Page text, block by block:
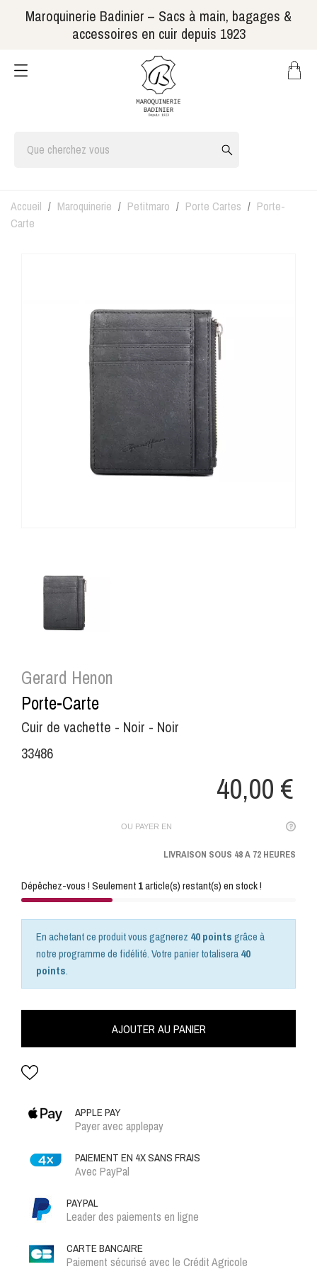
Maroquinerie Badinier – Sacs à main, bagages &
accessoires en cuir depuis 1923
Accueil Maroquinerie Petitmaro Porte Cartes
Porte-
Carte
Gerard Henon
Porte-Carte
Cuir de vachette - Noir - Noir
33486
40,00 €
OU PAYER EN
LIVRAISON SOUS 48 A 72 HEURES
Dépêchez-vous ! Seulement1article(s) restant(s) en stock !
En achetant ce produit vous gagnerez 40 pointsgrâce à
notre programme de fidélité. Votre panier totalisera40
points.
AJOUTER AU PANIER
APPLE PAY
Payer avec applepay
PAIEMENT EN 4X SANS FRAIS
Avec PayPal
PAYPAL
Leader des paiements en ligne
CARTE BANCAIRE
Paiement sécurisé avec le Crédit Agricole